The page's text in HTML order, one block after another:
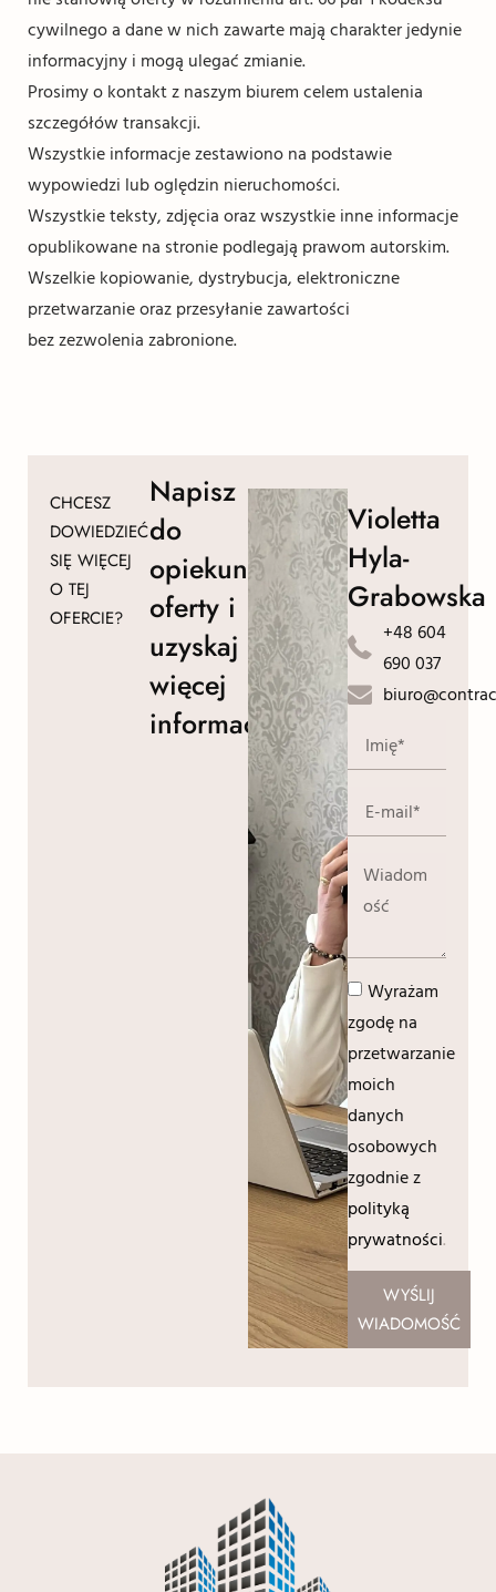
cywilnego a dane w nich zawarte mają charakter jedynie
informacyjny i mogą ulegać zmianie.
Prosimy o kontakt z naszym biurem celem ustalenia
szczegółów transakcji.
Wszystkie informacje zestawiono na podstawie
wypowiedzi lub oględzin nieruchomości.
Wszystkie teksty, zdjęcia oraz wszystkie inne informacje
opublikowane na stronie podlegają prawom autorskim.
Wszelkie kopiowanie, dystrybucja, elektroniczne
przetwarzanie oraz przesyłanie zawartości
bez zezwolenia zabronione.
CHCESZ
DOWIEDZIEĆ
SIĘ WIĘCEJ
O TEJ
OFERCIE?
Napisz
do
opiekuna
oferty i
uzyskaj
więcej
informacji!
Violetta
Hyla-
Grabowska
+48 604
690 037
Wyrażam
zgodę na
przetwarzanie
moich
danych
osobowych
zgodnie z
polityką
prywatności.
WYŚLIJ
WIADOMOŚĆ